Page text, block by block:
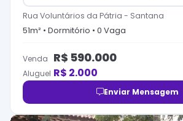
Rua Voluntários da Pátria - Santana
51m² • Dormitório • 0 Vaga
Venda R$ 590.000
Aluguel R$ 2.000
Enviar Mensagem